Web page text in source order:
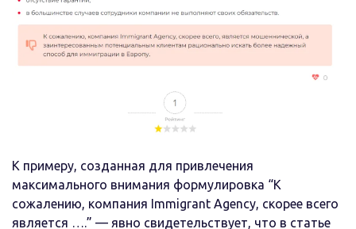
К примеру, созданная для привлечения
максимального внимания формулировка “К
сожалению, компания Immigrant Agency, скорее всего
является ….” — явно свидетельствует, что в статье